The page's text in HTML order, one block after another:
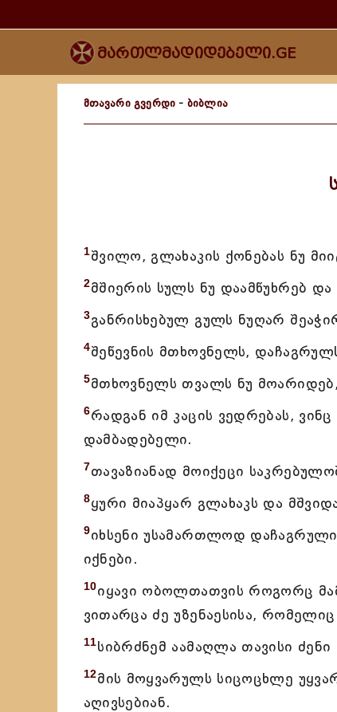
მართლმადიდებელი.GE
მთავარი გვერდი - ბიბლია
1შვილო, გლახაკის ქონებას ნუ
2მშიერის სულს ნუ დაამწუხრებ და
3განრისხებულ გულს ნუღარ
4შეწევნის მთხოვნელს,
5მთხოვნელს თვალს ნუ მოარიდებ,
6რადგან იმ კაცის ვედრებას,
დამბადებელი.
7თავაზიანად მოიქეცი
8ყური მიაპყარ გლახაკს და
9იხსენი უსამართლოდ
იქნები.
10იყავი ობოლთათვის როგორც
ვითარცა ძე უზენაესისა,
11სიბრძნემ აამაღლა თავისი
12მის მოყვარულს სიცოცხლე
აღივსებიან.